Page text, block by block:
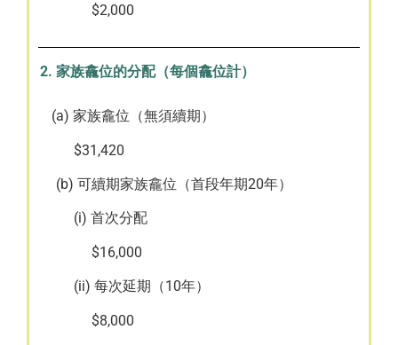
$2,000
2. 家族龕位的分配（每個龕位計）
(a) 家族龕位（無須續期）
$31,420
(b) 可續期家族龕位（首段年期20年）
(i) 首次分配
$16,000
(ii) 每次延期（10年）
$8,000